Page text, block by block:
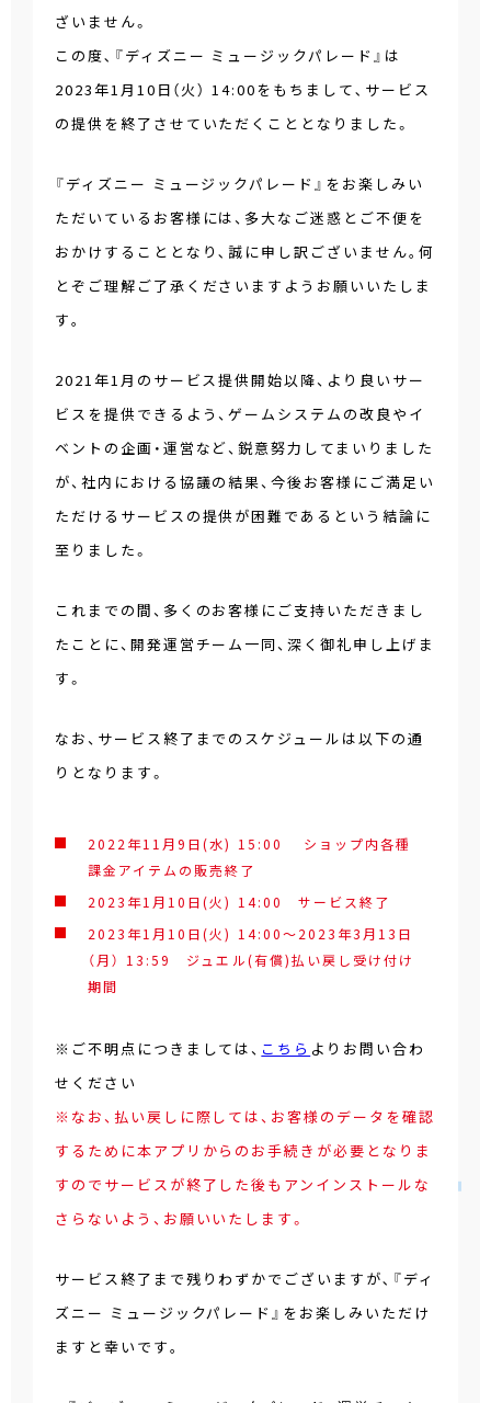
ざいません。
この度､『ディズニー ミュージックパレード』は
2023年1月10日（火） 14:00をもちまして､サービス
の提供を終了させていただくこととなりました。
『ディズニー ミュージックパレード』をお楽しみい
ただいているお客様には、多大なご迷惑とご不便を
おかけすることとなり､誠に申し訳ございません｡何
とぞご理解ご了承くださいますようお願いいたしま
す｡
2021年1月のサービス提供開始以降、より良いサー
ビスを提供できるよう、ゲームシステムの改良やイ
ベントの企画・運営など、鋭意努力してまいりました
が、社内における協議の結果、今後お客様にご満足い
ただけるサービスの提供が困難であるという結論に
至りました。
これまでの間、多くのお客様にご支持いただきまし
たことに、開発運営チーム一同、深く御礼申し上げま
す。
なお、サービス終了までのスケジュールは以下の通
りとなります。
2022年11月9日(水) 15:00 ショップ内各種
課金アイテムの販売終了
2023年1月10日(火) 14:00 サービス終了
2023年1月10日(火) 14:00～2023年3月13日
（月） 13:59 ジュエル(有償)払い戻し受け付け
期間
※ご不明点につきましては、 こちら よりお問い合わ
せください
※なお、払い戻しに際しては、お客様のデータを確認
するために本アプリからのお手続きが必要となりま
すのでサービスが終了した後もアンインストールな
さらないよう、お願いいたします。
サービス終了まで残りわずかでございますが､『ディ
ズニー ミュージックパレード』をお楽しみいただけ
ますと幸いです｡